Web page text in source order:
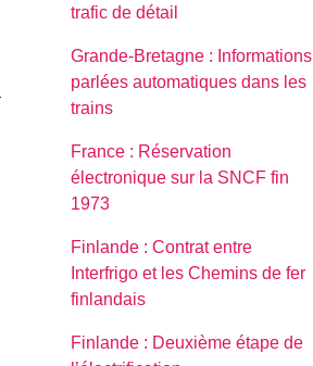
trafic de détail
Grande-Bretagne : Informations
parlées automatiques dans les
trains
France : Réservation
électronique sur la SNCF fin
1973
Finlande : Contrat entre
Interfrigo et les Chemins de fer
finlandais
Finlande : Deuxième étape de